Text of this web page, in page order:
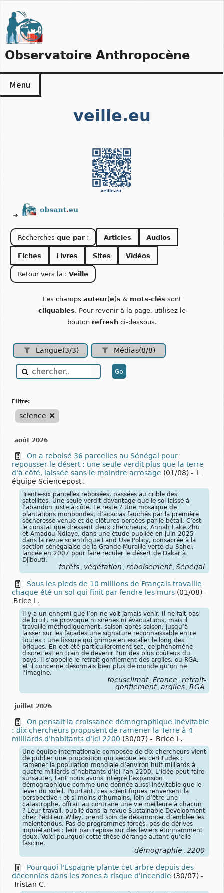
to
content
Observatoire Anthropocène
Menu
veille.eu
➔
Recherches que par: Articles Audios
Fiches Livres Sites Vidéos
Retour vers la : Veille
Les champs auteur(e)s & mots-clés sont
cliquables. Pour revenir à la page, utilisez le
bouton refreshci-dessous.
Langue(3/3) Médias(8/8)
filtre:
science
août 2026
On a reboisé 36 parcelles au Sénégal pour
repousser le désert : une seule verdit plus que la terre
d'à côté, laissée sans le moindre arrosage (01/08) - L
équipe Sciencepost ,
Trente-six parcelles reboisées, passées au crible des
satellites. Une seule verdit davantage que le sol laissé à
l’abandon juste à côté. Le reste ? Une mosaïque de
plantations moribondes, d’acacias fauchés par la première
sécheresse venue et de clôtures percées par le bétail. C’est
le constat que dressent deux chercheurs, Annah Lake Zhu
et Amadou Ndiaye, dans une étude publiée en juin 2025
dans la revue scientifique Land Use Policy, consacrée à la
section sénégalaise de la Grande Muraille verte du Sahel,
lancée en 2007 pour faire reculer le désert de Dakar à
Djibouti.
forêts végétation reboisement Sénégal
Sous les pieds de 10 millions de Français travaille
chaque été un sol qui finit par fendre les murs (01/08) -
Brice L.
Il y a un ennemi que l’on ne voit jamais venir. Il ne fait pas
de bruit, ne provoque ni sirènes ni évacuations, mais il
travaille méthodiquement, saison après saison, jusqu’à
laisser sur les façades une signature reconnaissable entre
toutes : une fissure qui grimpe en escalier le long des
briques. En cet été particulièrement sec, ce phénomène
discret est en train de devenir l’un des plus coûteux du
pays. Il s’appelle le retrait-gonflement des argiles, ou RGA,
et il concerne désormais bien plus de monde qu’on ne
l’imagine.
focusclimat France
retrait-
gonflement argiles RGA
juillet 2026
On pensait la croissance démographique inévitable
: dix chercheurs proposent de ramener la Terre à 4
milliards d'habitants d'ici 2200 (30/07) - Brice L.
Une équipe internationale composée de dix chercheurs vient
de publier une proposition qui secoue les certitudes :
ramener la population mondiale d’environ huit milliards à
quatre milliards d’habitants d’ici l’an 2200. L’idée peut faire
sursauter, tant nous avons intégré l’expansion
démographique comme une donnée aussi inévitable que le
lever du soleil. Pourtant, ces scientifiques renversent la
perspective : et si moins d’humains, loin d’être une
catastrophe, offrait au contraire une vie meilleure à chacun
? Leur travail, publié dans la revue Sustainable Development
chez l’éditeur Wiley, prend soin de désamorcer d’emblée les
malentendus. Pas de programmes forcés, pas de dérives
inquiétantes : leur pari repose sur des leviers étonnamment
doux. Voici pourquoi cette thèse dérange autant qu’elle
fascine.
démographie 2200
Pourquoi l'Espagne plante cet arbre depuis des
décennies dans les zones à risque d'incendie (30/07) -
Tristan C.